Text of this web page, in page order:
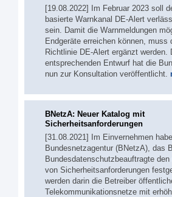
[19.08.2022] Im Februar 2023 soll
basierte Warnkanal DE-Alert
sein. Damit die Warnmeldungen
Endgeräte erreichen können, muss
Richtlinie DE-Alert ergänzt werden.
entsprechenden Entwurf hat die
nun zur Konsultation veröffentlicht.
BNetzA: Neuer Katalog mit
Sicherheitsanforderungen
[31.08.2021] Im Einvernehmen
Bundesnetzagentur (BNetzA), das
Bundesdatenschutzbeauftragte
von Sicherheitsanforderungen
werden darin die Betreiber
Telekommunikationsnetze mit